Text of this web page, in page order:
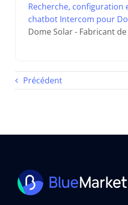
Recherche, configuration
chatbot Intercom pour
Dome Solar - Fabricant
Précédent